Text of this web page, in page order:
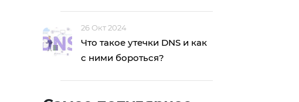
26 Окт 2024
Что такое утечки DNS и как
с ними бороться?